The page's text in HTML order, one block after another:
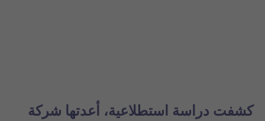
كشفت دراسة استطلاعية، أعدتها شركة